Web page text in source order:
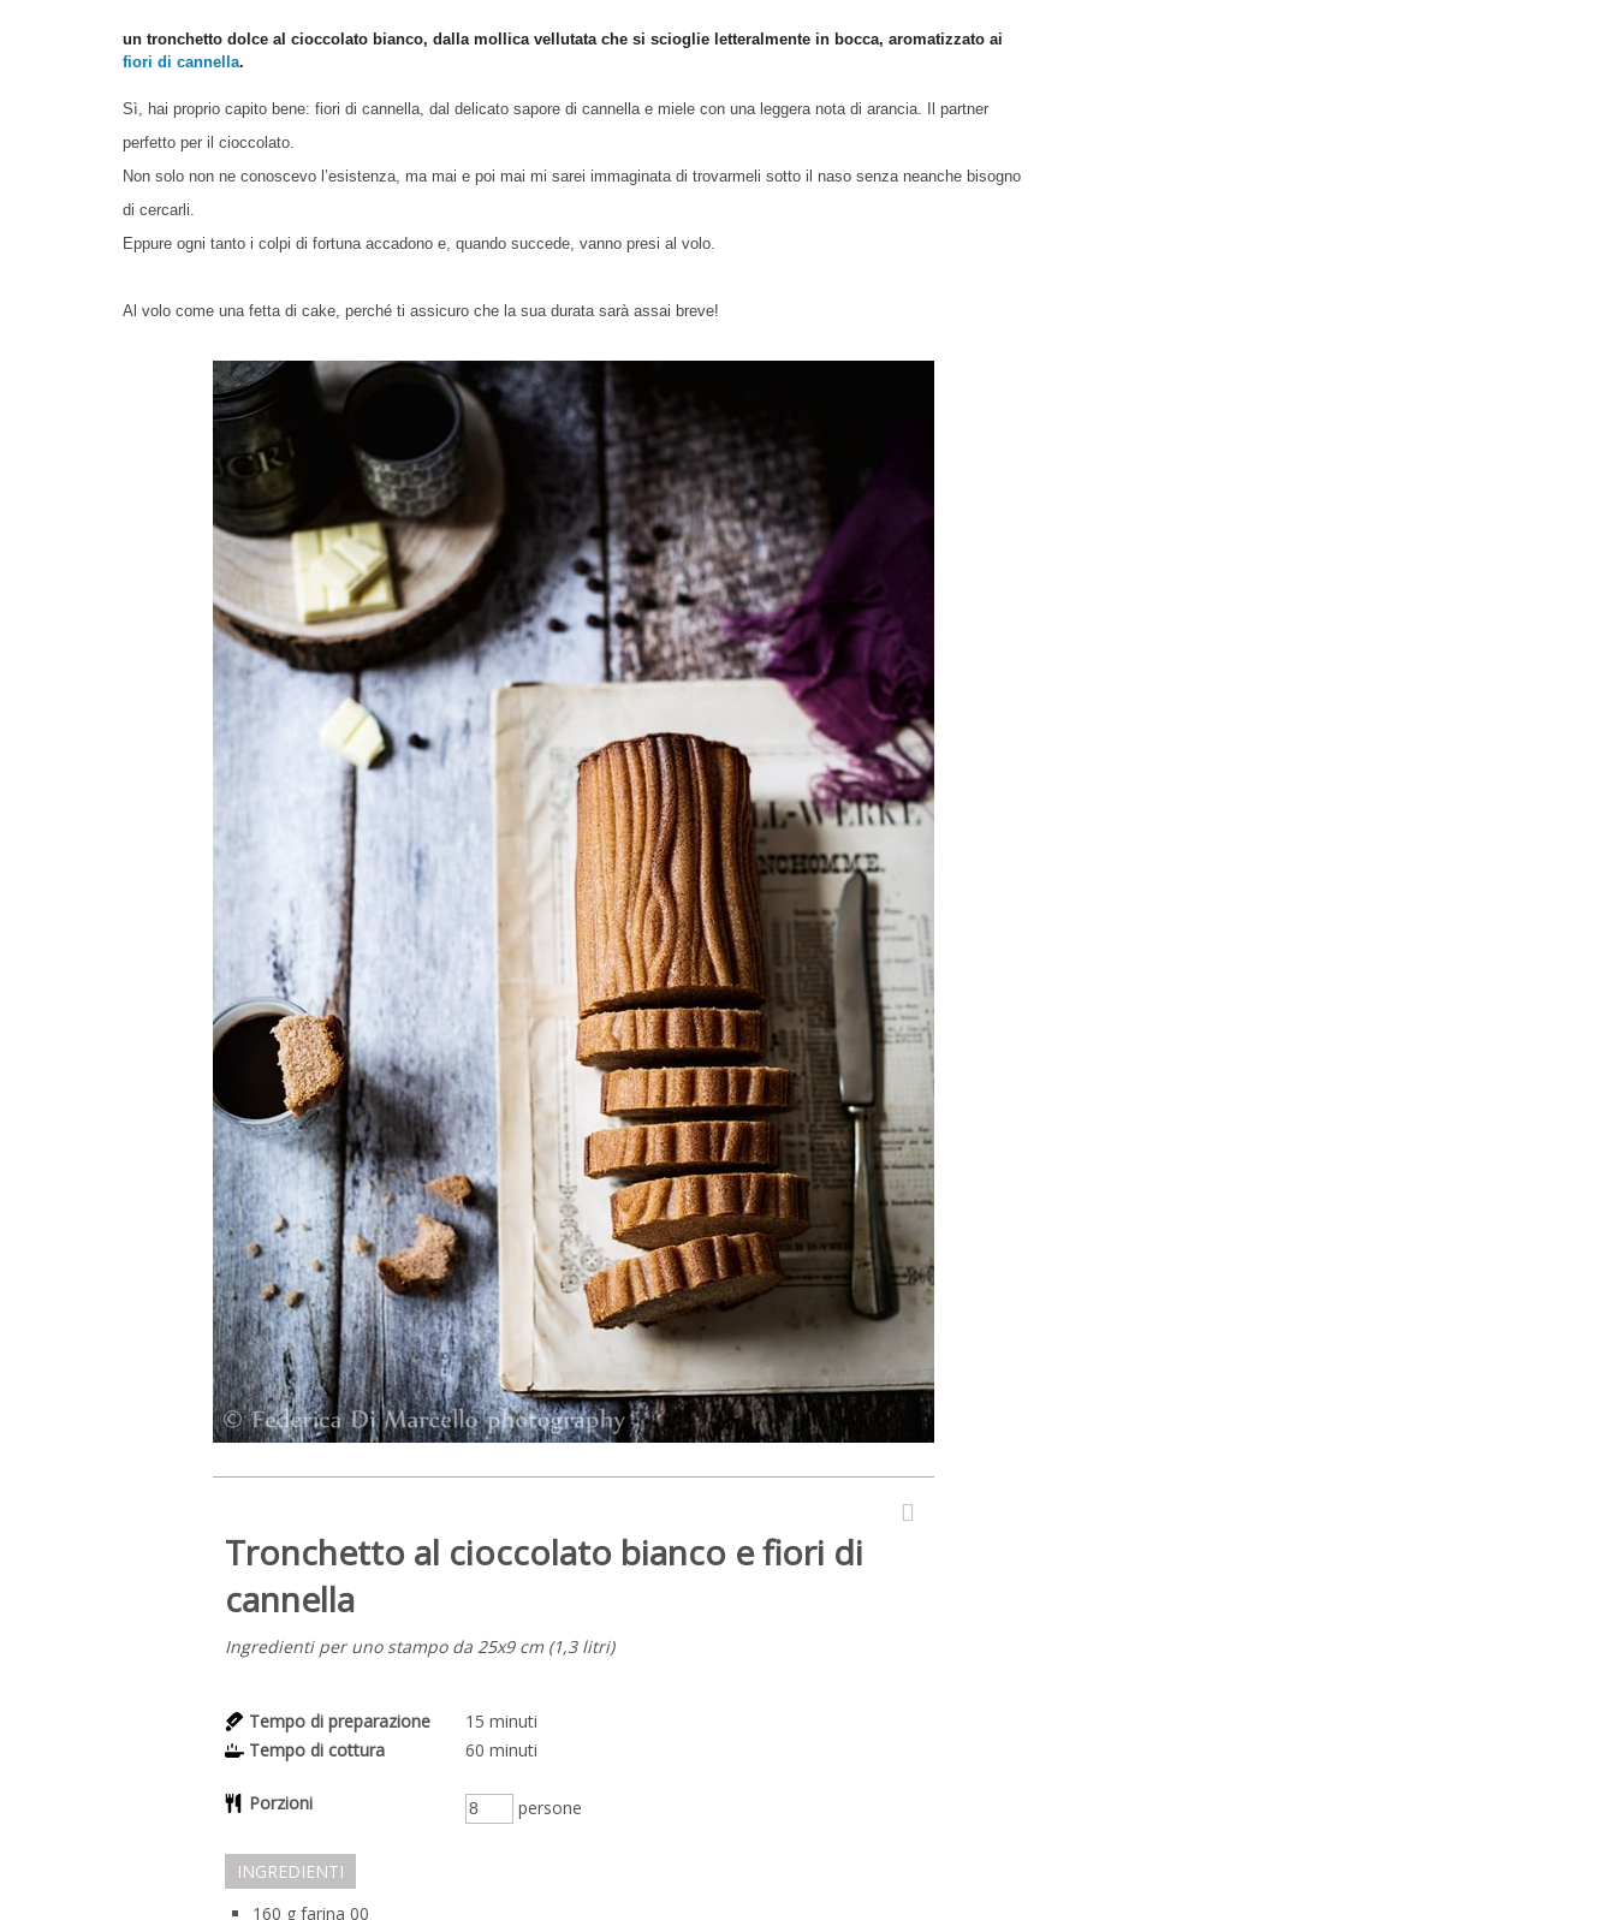
un tronchetto dolce al cioccolato bianco, dalla mollica vellutata che si scioglie letteralmente in bocca, aromatizzato ai
fiori di cannella.
Sì, hai proprio capito bene: fiori di cannella, dal delicato sapore di cannella e miele con una leggera nota di arancia. Il partner
perfetto per il cioccolato.
Non solo non ne conoscevo l’esistenza, ma mai e poi mai mi sarei immaginata di trovarmeli sotto il naso senza neanche bisogno
di cercarli.
Eppure ogni tanto i colpi di fortuna accadono e, quando succede, vanno presi al volo.
Al volo come una fetta di cake, perché ti assicuro che la sua durata sarà assai breve!
Tronchetto al cioccolato bianco e fiori di
cannella
Ingredienti per uno stampo da 25x9 cm (1,3 litri)
Tempo di preparazione 15 minuti
Tempo di cottura
60 minuti
Porzioni persone
INGREDIENTI
160 g farina 00